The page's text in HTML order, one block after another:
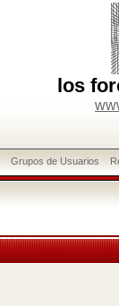
los
Grupos de Usuarios